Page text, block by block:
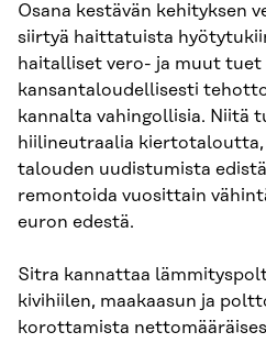
Osana kestävän kehityksen
siirtyä haittatuista
haitalliset vero- ja muut
kansantaloudellisesti
kannalta vahingollisia. Niitä
hiilineutraalia kiertotaloutta,
talouden uudistumista
remontoida vuosittain
euron edestä.
Sitra kannattaa
kivihiilen, maakaasun ja
korottamista